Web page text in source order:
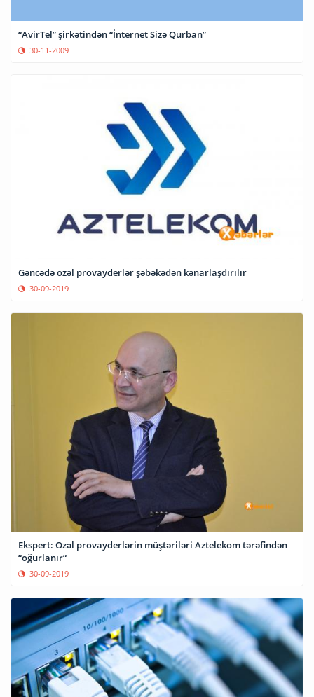
“AvirTel” şirkətindən “İnternet Sizə Qurban”
30-11-2009
Gəncədə özəl provayderlər şəbəkədən kənarlaşdırılır
30-09-2019
Ekspert: Özəl provayderlərin müştəriləri Aztelekom tərəfindən
“oğurlanır“
30-09-2019